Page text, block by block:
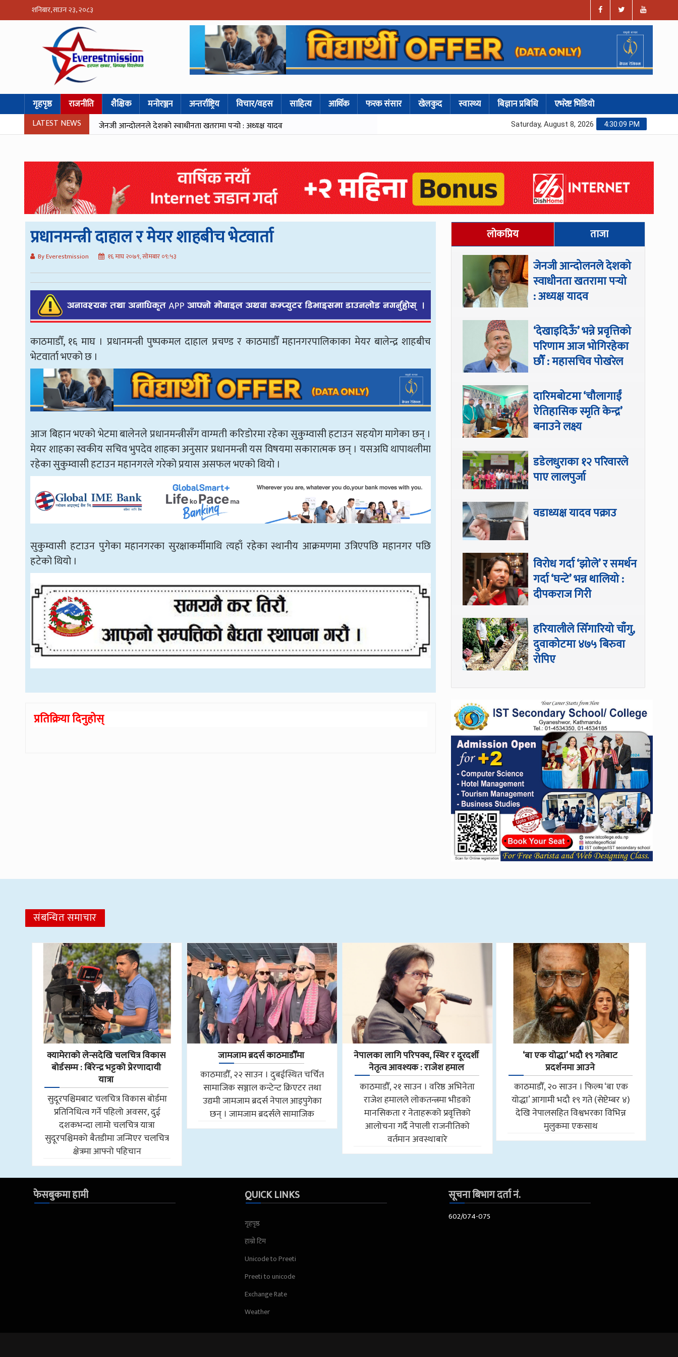
शनिबार, साउन २३, २०८३
गृहपृष्ठ राजनीति शैक्षिक मनोरञ्जन अन्तर्राष्ट्रिय विचार/वहस साहित्य आर्थिक फरक संसार खेलकुद स्वास्थ्य बिज्ञान प्रबिधि एभरेष्ट भिडियो
LATEST NEWS जेनजी आन्दोलनले देशको स्वाधीनता खतरामा पर्‍यो : अध्यक्ष यादव 4:30:10 PM
Saturday, August 8, 2026
प्रधानमन्त्री दाहाल र मेयर शाहबीच भेटवार्ता
By Everestmission १६ माघ २०७९, सोमबार ०९:५३
काठमाडौँ, १६ माघ । प्रधानमन्त्री पुष्पकमल दाहाल प्रचण्ड र काठमाडौँ महानगरपालिकाका मेयर बालेन्द्र शाहबीच
भेटवार्ता भएको छ ।
आज बिहान भएको भेटमा बालेनले प्रधानमन्त्रीसँग वाग्मती करिडोरमा रहेका सुकुम्वासी हटाउन सहयोग मागेका छन् ।
मेयर शाहका स्वकीय सचिव भुपदेव शाहका अनुसार प्रधानमन्त्री यस विषयमा सकारात्मक छन् । यसअघि थापाथलीमा
रहेका सुकुम्वासी हटाउन महानगरले गरेको प्रयास असफल भएको थियो ।
सुकुम्वासी हटाउन पुगेका महानगरका सुरक्षाकर्मीमाथि त्यहाँ रहेका स्थानीय आक्रमणमा उत्रिएपछि महानगर पछि
हटेको थियो ।
प्रतिक्रिया दिनुहोस्
लोकप्रिय ताजा
जेनजी आन्दोलनले देशको
स्वाधीनता खतरामा पर्‍यो
: अध्यक्ष यादव
‘देखाइदिऊँ’ भन्ने प्रवृत्तिको
परिणाम आज भोगिरहेका
छौँ : महासचिव पोखरेल
दारिमबोटमा ‘चौलागाईं
ऐतिहासिक स्मृति केन्द्र’
बनाउने लक्ष्य
डडेलधुराका १२ परिवारले
पाए लालपुर्जा
वडाध्यक्ष यादव पक्राउ
विरोध गर्दा ‘झोले’ र समर्थन
गर्दा ‘घन्टे’ भन्न थालियो :
दीपकराज गिरी
हरियालीले सिँगारियो चाँगु,
दुवाकोटमा ४७५ बिरुवा
रोपिए
संबन्धित समाचार
क्यामेराको लेन्सदेखि चलचित्र विकास
बोर्डसम्म : बिरेन्द्र भट्टको प्रेरणादायी
यात्रा
सुदूरपश्चिमबाट चलचित्र विकास बोर्डमा
प्रतिनिधित्व गर्ने पहिलो अवसर, दुई
दशकभन्दा लामो चलचित्र यात्रा
सुदूरपश्चिमको बैतडीमा जन्मिएर चलचित्र
क्षेत्रमा आफ्नो पहिचान
जामजाम ब्रदर्स काठमाडौँमा
काठमाडौँ, २२ साउन । दुबईस्थित चर्चित
सामाजिक सञ्जाल कन्टेन्ट क्रिएटर तथा
उद्यमी जामजाम ब्रदर्स नेपाल आइपुगेका
छन् । जामजाम ब्रदर्सले सामाजिक
नेपालका लागि परिपक्व, स्थिर र दूरदर्शी
नेतृत्व आवश्यक : राजेश हमाल
काठमाडौँ, २१ साउन । वरिष्ठ अभिनेता
राजेश हमालले लोकतन्त्रमा भीडको
मानसिकता र नेताहरूको प्रवृत्तिको
आलोचना गर्दै नेपाली राजनीतिको
वर्तमान अवस्थाबारे
‘बा एक योद्धा’ भदौ १९ गतेबाट
प्रदर्शनमा आउने
काठमाडौँ, २० साउन । फिल्म ‘बा एक
योद्धा’ आगामी भदौ १९ गते (सेप्टेम्बर ४)
देखि नेपालसहित विश्वभरका विभिन्न
मुलुकमा एकसाथ
फेसबुकमा हामी QUICK LINKS
गृहपृष्ठ
हाम्रो टिम
Unicode to Preeti
Preeti to unicode
Exchange Rate
Weather
सूचना बिभाग दर्ता नं.
602/074-075